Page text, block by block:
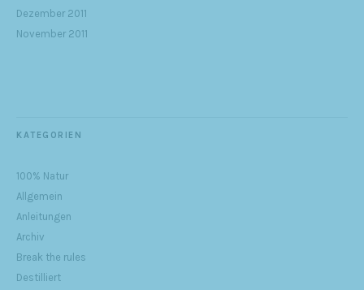
Dezember 2011
November 2011
KATEGORIEN
100% Natur
Allgemein
Anleitungen
Archiv
Break the rules
Destilliert